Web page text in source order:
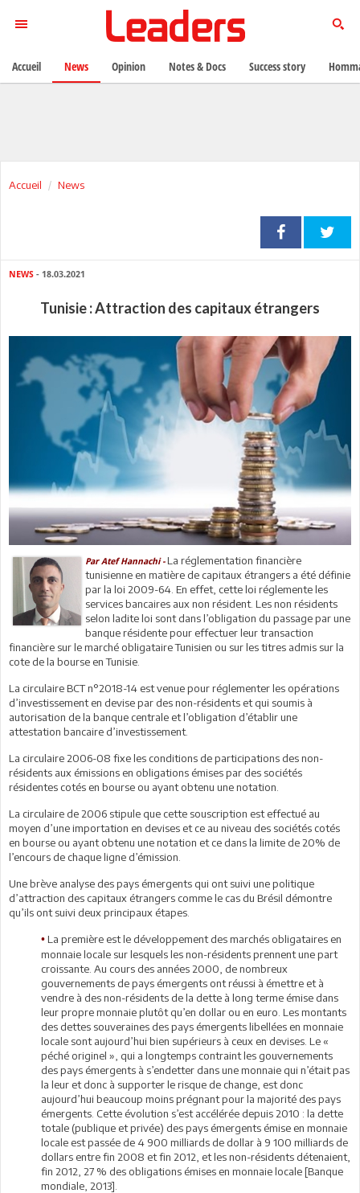
Accueil News
NEWS - 18.03.2021
Tunisie : Attraction des capitaux étrangers
Par Atef Hannachi -La réglementation financière
tunisienne en matière de capitaux étrangers a été définie
par la loi 2009-64. En effet, cette loi réglemente les
services bancaires aux non résident. Les non résidents
selon ladite loi sont dans l’obligation du passage par une
banque résidente pour effectuer leur transaction
financière sur le marché obligataire Tunisien ou sur les titres admis sur la
cote de la bourse en Tunisie.
La circulaire BCT n°2018-14 est venue pour réglementer les opérations
d’investissement en devise par des non-résidents et qui soumis à
autorisation de la banque centrale et l’obligation d’établir une
attestation bancaire d’investissement.
La circulaire 2006-08 fixe les conditions de participations des non-
résidents aux émissions en obligations émises par des sociétés
résidentes cotés en bourse ou ayant obtenu une notation.
La circulaire de 2006 stipule que cette souscription est effectué au
moyen d’une importation en devises et ce au niveau des sociétés cotés
en bourse ou ayant obtenu une notation et ce dans la limite de 20% de
l’encours de chaque ligne d’émission.
Une brève analyse des pays émergents qui ont suivi une politique
d’attraction des capitaux étrangers comme le cas du Brésil démontre
qu’ils ont suivi deux principaux étapes.
• La première est le développement des marchés obligataires en
monnaie locale sur lesquels les non-résidents prennent une part
croissante. Au cours des années 2000, de nombreux
gouvernements de pays émergents ont réussi à émettre et à
vendre à des non-résidents de la dette à long terme émise dans
leur propre monnaie plutôt qu’en dollar ou en euro. Les montants
des dettes souveraines des pays émergents libellées en monnaie
locale sont aujourd’hui bien supérieurs à ceux en devises. Le «
péché originel », qui a longtemps contraint les gouvernements
des pays émergents à s’endetter dans une monnaie qui n’était pas
la leur et donc à supporter le risque de change, est donc
aujourd’hui beaucoup moins prégnant pour la majorité des pays
émergents. Cette évolution s’est accélérée depuis 2010 : la dette
totale (publique et privée) des pays émergents émise en monnaie
locale est passée de 4 900 milliards de dollar à 9 100 milliards de
dollars entre fin 2008 et fin 2012, et les non-résidents détenaient,
fin 2012, 27 % des obligations émises en monnaie locale [Banque
mondiale, 2013].
Accueil News Opinion Notes & Docs Success story